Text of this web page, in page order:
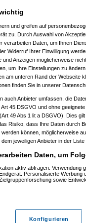
(
monster23
am
female
am 23.12.2008,
( User6465am
(playazam 23.12.2008,
(Ardjanam 23.12.2008,
(monster23am
(User284am 23.12.2008,
Diallam 23.12.2008, 09:01:20)
(ddrobescham
(Games2Gameam
( ddrobescham
bekommen..
(q.e.d.am
am
bekommen.. (Games2Game
ihr bekommen..(q.e.d.am
ihr bekommen..(
(monster23am
(Diall am 23.12.2008,
( Madleram 23.12.2008,
(Games2Gameam
Dimmuam 23.12.2008,
Games2Gameam
und greifen auf
zu. Durch Auswahl von
verarbeiten Daten, um Ihnen
Widerruf Ihrer Einwilligung
Anzeigen möglicherweise
um Ihre Einstellungen zu
am unteren Rand der Webseite
finden Sie in unserer
auch Anbieter umfassen, die
45 DSGVO und ohne
49 Abs 1 lit a DSGVO). Dies
Risiko, dass Ihre Daten durch
können, möglicherweise
jeweiligen Anbieter in der
Daten, um
aktiv abfragen. Verwendung
Personalisierte Werbung
sowie
Konfigurieren